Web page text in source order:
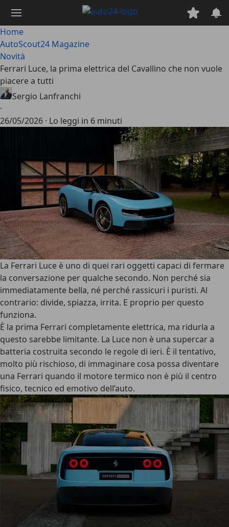
contenuto
principale
Home
AutoScout24 Magazine
Novità
Ferrari Luce, la prima elettrica del Cavallino che non vuole
piacere a tutti
Sergio Lanfranchi
·
26/05/2026 · Lo leggi in 6 minuti
La Ferrari Luce è uno di quei rari oggetti capaci di fermare
la conversazione per qualche secondo. Non perché sia
immediatamente bella, né perché rassicuri i puristi. Al
contrario: divide, spiazza, irrita. E proprio per questo
funziona.
È la prima Ferrari completamente elettrica, ma ridurla a
questo sarebbe limitante. La Luce non è una supercar a
batteria costruita secondo le regole di ieri. È il tentativo,
molto più rischioso, di immaginare cosa possa diventare
una Ferrari quando il motore termico non è più il centro
fisico, tecnico ed emotivo dell’auto.